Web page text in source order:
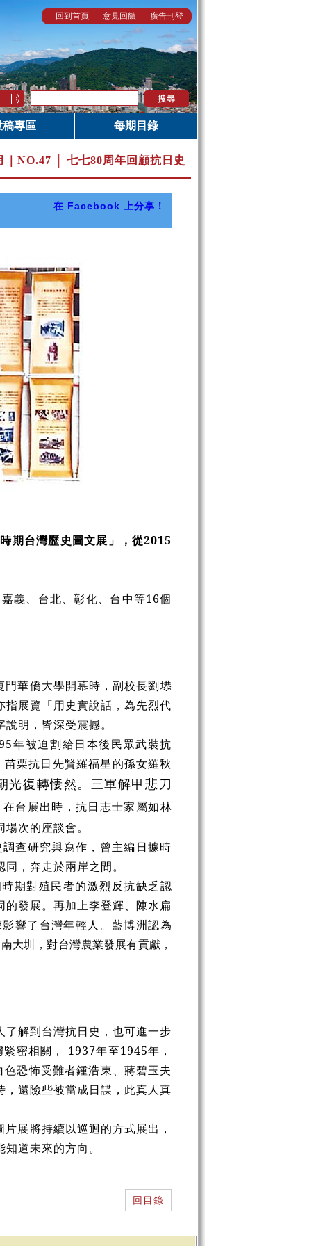
回到首頁 意見回饋 廣告刊登
稿專區 每期目錄
NO.47 │ 七七80周年回顧抗日史
在 Facebook 上分享！
期台灣歷史圖文展」，從2015
義、台北、彰化、台中等16個
華僑大學開幕時，副校長劉塨
展覽「用史實說話，為先烈代
明，皆深受震撼。
年被迫割給日本後民眾武裝抗
栗抗日先賢羅福星的孫女羅秋
光復轉悽然。三軍解甲悲刀
台展出時，抗日志士家屬如林
次的座談會。
查研究與寫作，曾主編日據時
，奔走於兩岸之間。
期對殖民者的激烈反抗缺乏認
發展。再加上李登輝、陳水扁
響了台灣年輕人。藍博洲認為
大圳，對台灣農業發展有貢獻，
解到台灣抗日史，也可進一步
密相關， 1937年至1945年，
恐怖受難者鍾浩東、蔣碧玉夫
還險些被當成日諜，此真人真
展將持續以巡迴的方式展出，
道未來的方向。
回目錄